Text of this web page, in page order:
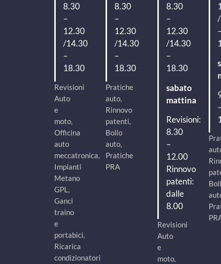
8.30
–
12.30
/14.30
–
18.30
Revisioni
Auto
e
moto,
Officina
auto
meccatronica,
Impianti
Metano
GPL,
Ganci
traino
e
portabici,
Ricarica
condizionatori
8.30
–
12.30
/14.30
–
18.30
Pratiche
auto,
Rinnovo
patenti,
Bollo
auto,
Pratiche
PRA
8.30
–
12.30
/14.30
–
18.30
sabato
mattina
Revisioni:
8.30
–
12.00
Rinnovo
patenti:
dalle
8.00
Revisioni
Auto
e
moto,